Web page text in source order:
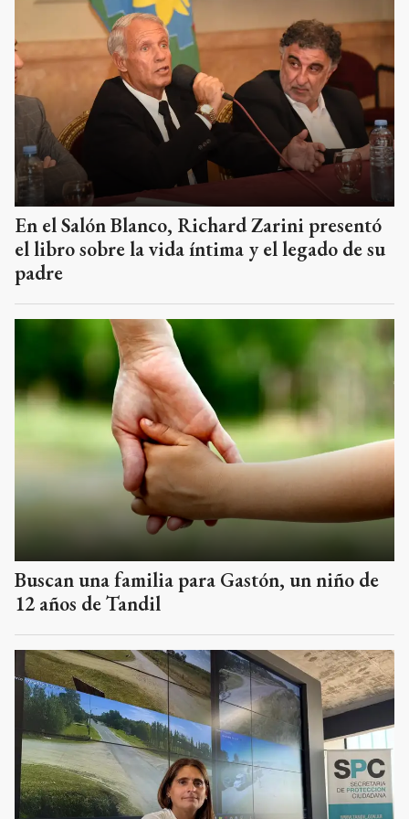
En el Salón Blanco, Richard Zarini presentó
el libro sobre la vida íntima y el legado de su
padre
Buscan una familia para Gastón, un niño de
12 años de Tandil